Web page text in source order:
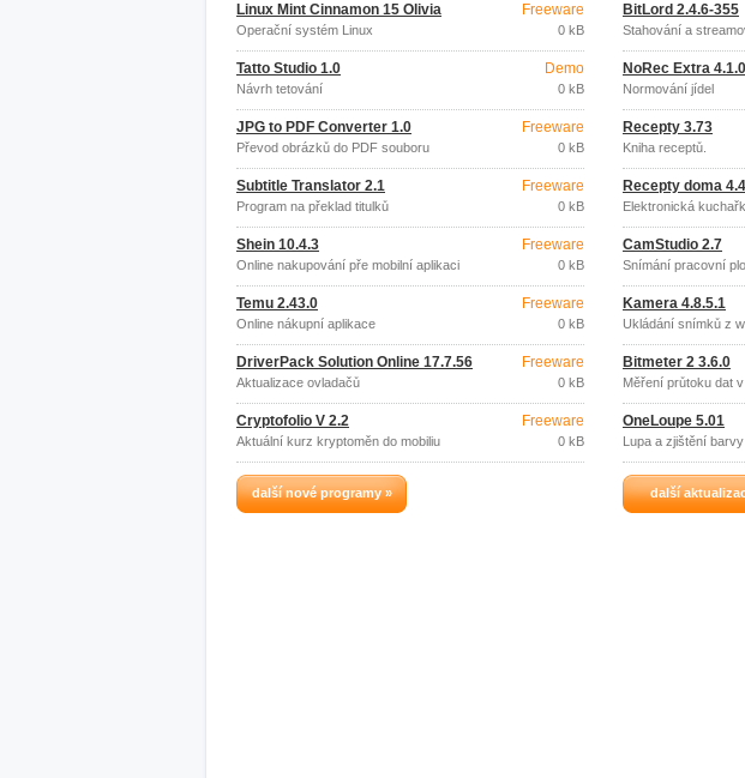
Linux Mint Cinnamon 15 Olivia
Operační systém Linux
Freeware
0 kB
Tatto Studio 1.0
Návrh tetování
Demo
0 kB
JPG to PDF Converter 1.0
Převod obrázků do PDF souboru
Freeware
0 kB
Subtitle Translator 2.1
Program na překlad titulků
Freeware
0 kB
Shein 10.4.3
Online nakupování pře mobilní aplikaci
Freeware
0 kB
Temu 2.43.0
Online nákupní aplikace
Freeware
0 kB
DriverPack Solution Online 17.7.56
Aktualizace ovladačů
Freeware
0 kB
Cryptofolio V 2.2
Aktuální kurz kryptoměn do mobiliu
Freeware
0 kB
další nové programy »
BitLord 2.4.6-355
Stahování a
NoRec Extra
Normování jídel
Recepty 3.73
Kniha receptů.
Recepty doma
Elektronická
CamStudio 2.7
Snímání pracovní
Kamera 4.8.5.1
Ukládání snímků z
Bitmeter 2 3.6.0
Měření průtoku dat
OneLoupe 5.01
Lupa a zjištění
další